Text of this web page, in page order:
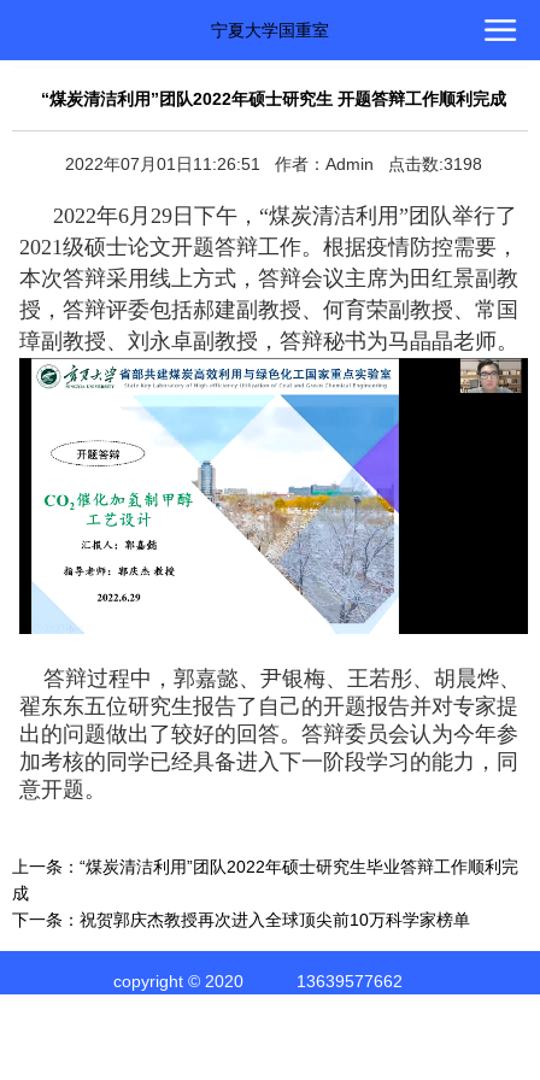
宁夏大学国重室
“煤炭清洁利用”团队2022年硕士研究生 开题答辩工作顺利完成
2022年07月01日11:26:51 作者：Admin 点击数:3198
2022年6月29日下午，“煤炭清洁利用”团 队举行了
2021级硕士论文开题答辩工作。根据疫情防控需要，
本次答辩采用线上方式，答辩会议主席为田红景副教
授，答辩评委包括郝建副教授、何育荣副教授、常国
璋副教授、刘永卓副教授，答辩秘书为马晶晶老师。
答辩过程中， 郭嘉懿、尹银梅、王若彤、胡晨烨、
翟东东五位研究生报告了自己的开题报告并对专家提
出的问题做出了较好的回答。 答辩委员会认为今年参
加考核的同学已经具备进入下一阶段学习的能力 ，同
意开题。
上一条： “煤炭清洁利用”团队2022年硕士研究生毕业答辩工作顺利完
成
下一条： 祝贺郭庆杰教授再次进入全球顶尖前10万科学家榜单
copyright © 2020 13639577662